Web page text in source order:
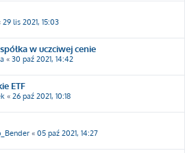
29 lis 2021, 15:03
w uczciwej cenie
« 30 paź 2021, 14:42
ETF
« 26 paź 2021, 10:18
« 05 paź 2021, 14:27